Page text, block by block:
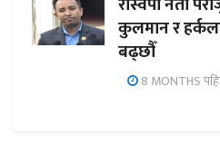
कुलमान र
बढ्छौँ
8 MONTHS